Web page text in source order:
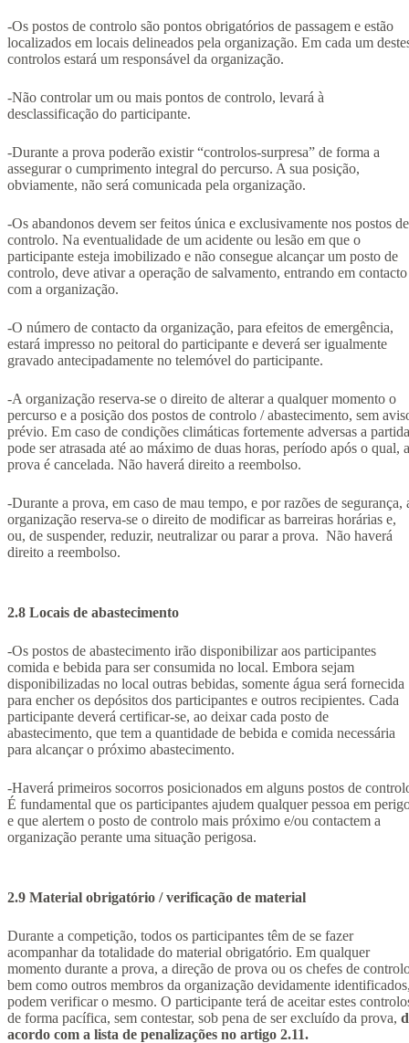
-Os postos de controlo são pontos obrigatórios de passagem e estão
localizados em locais delineados pela organização. Em cada um
controlos estará um responsável da organização.
-Não controlar um ou mais pontos de controlo, levará à
desclassificação do participante.
-Durante a prova poderão existir “controlos-surpresa” de forma a
assegurar o cumprimento integral do percurso. A sua posição,
obviamente, não será comunicada pela organização.
-Os abandonos devem ser feitos única e exclusivamente nos postos de
controlo. Na eventualidade de um acidente ou lesão em que o
participante esteja imobilizado e não consegue alcançar um posto de
controlo, deve ativar a operação de salvamento, entrando em contacto
com a organização.
-O número de contacto da organização, para efeitos de emergência,
estará impresso no peitoral do participante e deverá ser igualmente
gravado antecipadamente no telemóvel do participante.
-A organização reserva-se o direito de alterar a qualquer momento o
percurso e a posição dos postos de controlo / abastecimento, sem
prévio. Em caso de condições climáticas fortemente adversas a partida
pode ser atrasada até ao máximo de duas horas, período após o qual, a
prova é cancelada. Não haverá direito a reembolso.
-Durante a prova, em caso de mau tempo, e por razões de segurança,
organização reserva-se o direito de modificar as barreiras horárias e,
ou, de suspender, reduzir, neutralizar ou parar a prova. Não haverá
direito a reembolso.
2.8 Locais de abastecimento
-Os postos de abastecimento irão disponibilizar aos participantes
comida e bebida para ser consumida no local. Embora sejam
disponibilizadas no local outras bebidas, somente água será fornecida
para encher os depósitos dos participantes e outros recipientes. Cada
participante deverá certificar-se, ao deixar cada posto de
abastecimento, que tem a quantidade de bebida e comida necessária
para alcançar o próximo abastecimento.
-Haverá primeiros socorros posicionados em alguns postos de
É fundamental que os participantes ajudem qualquer pessoa em
e que alertem o posto de controlo mais próximo e/ou contactem a
organização perante uma situação perigosa.
2.9 Material obrigatório / verificação de material
Durante a competição, todos os participantes têm de se fazer
acompanhar da totalidade do material obrigatório. Em qualquer
momento durante a prova, a direção de prova ou os chefes de
bem como outros membros da organização devidamente
podem verificar o mesmo. O participante terá de aceitar estes
de forma pacífica, sem contestar, sob pena de ser excluído da prova,
acordo com a lista de penalizações no artigo 2.11.